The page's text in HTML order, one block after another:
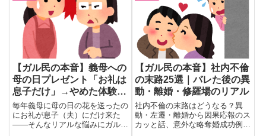
【ガル民の本音】義母への
母の日プレゼント「お礼は
息子だけ」→やめた体験談
15選｜旦那任せの正解
毎年義母に母の日の花を送ったの
にお礼が息子（夫）にだけ来た
——そんなリアルな悩みにガル民
【ガル民の本音】社内不倫
の末路25選｜バレた後の異
動・離婚・修羅場のリアル
社内不倫の末路はどうなる？異
動・左遷・離婚から因果応報のス
カッと話、意外な略奪婚成功例ま